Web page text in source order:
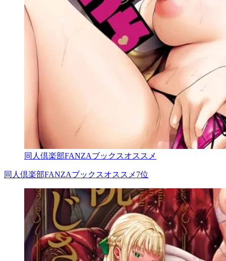
同人倶楽部FANZAブックスオススメ
同人倶楽部FANZAブックスオススメ7位